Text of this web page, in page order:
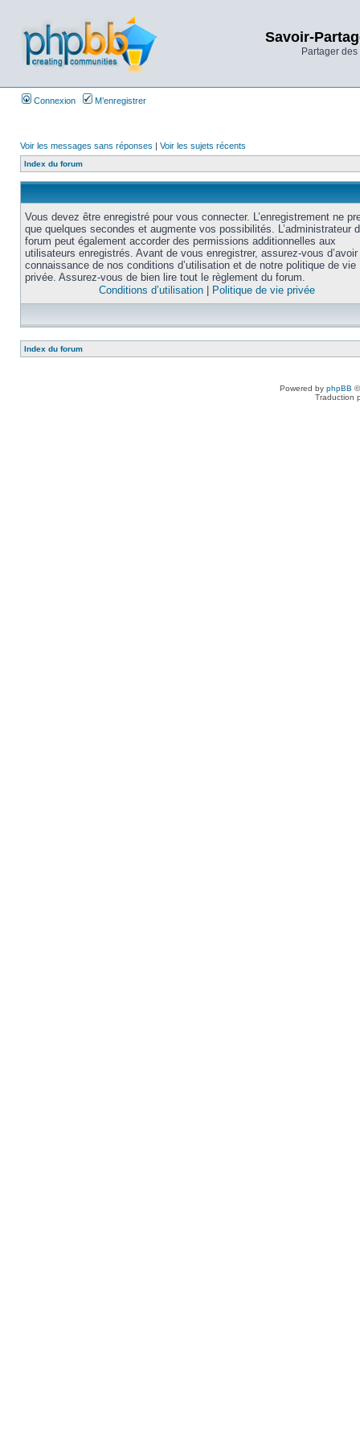
Savoir-
Partager
Connexion M’enregistrer
Voir les messages sans réponses | Voir les sujets récents
Index du forum
Vous devez être enregistré pour vous connecter. L’enregistrement ne
que quelques secondes et augmente vos possibilités. L’administrateur
forum peut également accorder des permissions additionnelles aux
utilisateurs enregistrés. Avant de vous enregistrer, assurez-vous
connaissance de nos conditions d’utilisation et de notre politique de vie
privée. Assurez-vous de bien lire tout le règlement du forum.
Conditions d’utilisation
Politique de vie privée
Index du forum
Powered by phpBB
Traduction